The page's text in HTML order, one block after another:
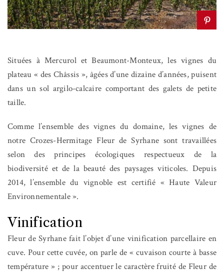
Situées à Mercurol et Beaumont-Monteux, les vignes du
plateau « des Châssis », âgées d’une dizaine d’années, puisent
dans un sol argilo-calcaire comportant des galets de petite
taille.
Comme l’ensemble des vignes du domaine, les vignes de
notre Crozes-Hermitage Fleur de Syrhane sont travaillées
selon des principes écologiques respectueux de la
biodiversité et de la beauté des paysages viticoles. Depuis
2014, l’ensemble du vignoble est certifié « Haute Valeur
Environnementale ».
Vinification
Fleur de Syrhane fait l’objet d’une vinification parcellaire en
cuve. Pour cette cuvée, on parle de « cuvaison courte à basse
température » ; pour accentuer le caractère fruité de Fleur de